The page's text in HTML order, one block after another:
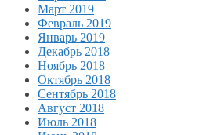
Март 2019
Февраль 2019
Январь 2019
Декабрь 2018
Ноябрь 2018
Октябрь 2018
Сентябрь 2018
Август 2018
Июль 2018